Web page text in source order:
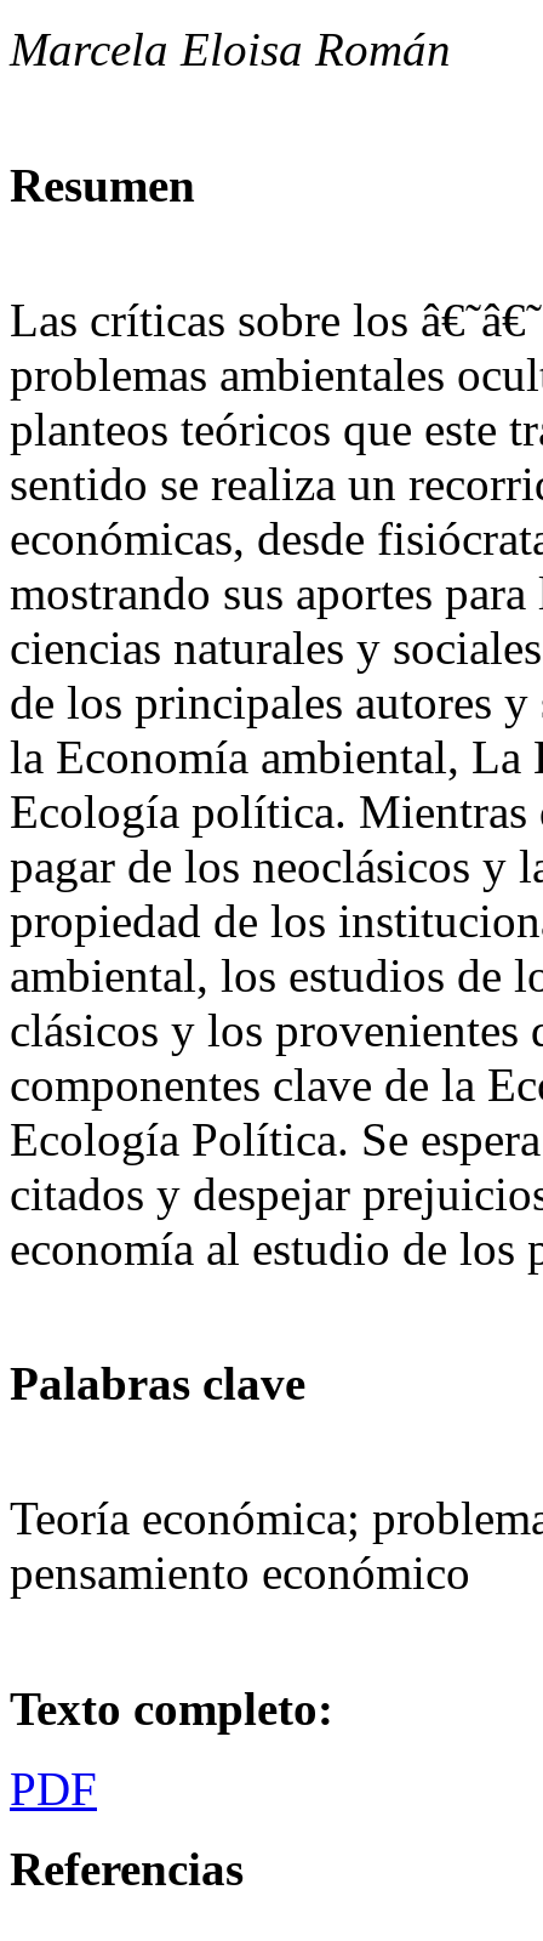
Marcela Eloisa Román
Resumen
Las críticas sobre los
problemas ambientales
planteos teóricos que este
sentido se realiza un
económicas, desde
mostrando sus aportes
ciencias naturales y
de los principales autores y
la Economía ambiental, La
Ecología política.
pagar de los neoclásicos y
propiedad de los
ambiental, los estudios de
clásicos y los provenientes
componentes clave de la
Ecología Política. Se
citados y despejar
economía al estudio de los
Palabras clave
Teoría económica;
pensamiento económico
Texto completo:
PDF
Referencias